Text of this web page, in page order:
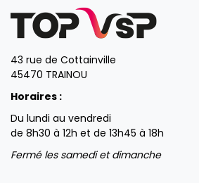
43 rue de Cottainville
45470 TRAINOU
Horaires :
Du lundi au vendredi
de 8h30 à 12h et de 13h45 à 18h
Fermé les samedi et dimanche